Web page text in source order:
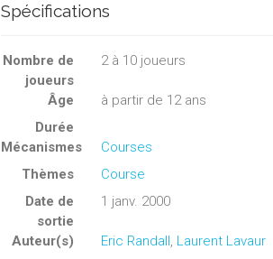
Spécifications
Nombre de
joueurs
2à 10joueurs
Âge
à partir de 12 ans
Durée
Mécanismes
Courses
Thèmes
Course
Date de
sortie
1 janv. 2000
Auteur(s) Eric Randall, Laurent Lavaur